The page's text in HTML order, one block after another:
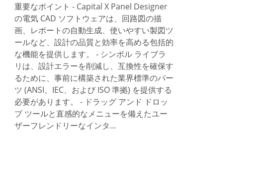
重要なポイント - Capital X Panel Designer
の電気 CAD ソフトウェアは、回路図の描
画、レポートの自動生成、使いやすい製図ツ
ールなど、設計の品質と効率を高める包括的
な機能を提供します。 - シンボル ライブラ
リは、設計エラーを削減し、互換性を確保す
るために、事前に構築された業界標準のパー
ツ (ANSI、IEC、および ISO 準拠) を提供する
必要があります。 - ドラッグ アンド ドロッ
プ ツールと直感的なメニューを備えたユー
ザーフレンドリーなインタ...